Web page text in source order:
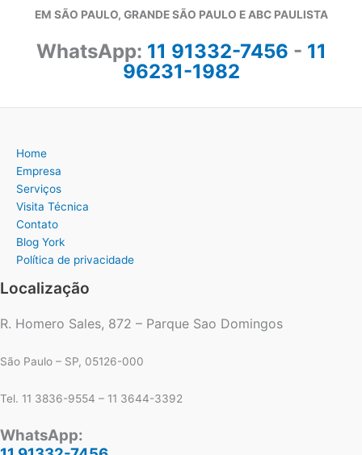
EM SÃO PAULO, GRANDE SÃO PAULO E ABC PAULISTA
WhatsApp: 11 91332-7456 - 11
96231-1982
Home
Empresa
Serviços
Visita Técnica
Contato
Blog York
Política de privacidade
Localização
R. Homero Sales, 872 – Parque Sao Domingos
São Paulo – SP, 05126-000
Tel. 11 3836-9554 – 11 3644-3392
WhatsApp: